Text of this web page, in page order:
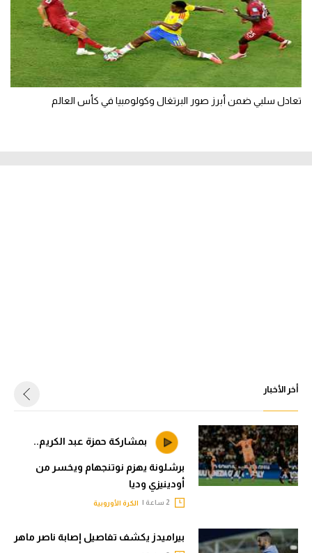
تعادل سلبي ضمن أبرز صور البرتغال وكولومبيا في كأس العالم
أخر الأخبار
بمشاركة حمزة عبد الكريم..
برشلونة يهزم نوتنجهام ويخسر من
أودينيزي وديا
الكرة الأوروبية
بيراميدز يكشف تفاصيل إصابة ناصر ماهر